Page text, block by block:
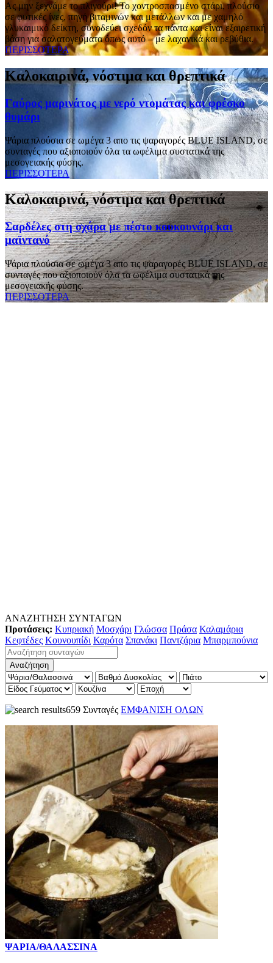
Ας μην ξεχνάμε το πλιγούρι! To χοντροσπασμένο στάρι, πλούσιο
σε φυτικές ίνες, πηγή βιταμινών και μετάλλων και με χαμηλό
γλυκαιμικό δείκτη, συνοδεύει σχεδόν τα πάντα και είναι εξαιρετική
βάση για σαλατογεύματα όπως αυτό – με λαχανικά και ρεβύθια.
ΠΕΡΙΣΣΟΤΕΡΑ
Καλοκαιρινά, νόστιμα και θρεπτικά
Γαύρος μαρινάτος με νερό ντομάτας και φρέσκο
θυμάρι
Ψάρια πλούσια σε ωμέγα 3 απο τις ψαραγορές BLUE ISLAND, σε
συνταγές που αξιοποιούν όλα τα ωφέλιμα συστατικά της
μεσογειακής φύσης.
ΠΕΡΙΣΣΟΤΕΡΑ
Καλοκαιρινά, νόστιμα και θρεπτικά
Σαρδέλες στη σχάρα με πέστο κουκουνάρι και
μαϊντανό
Ψάρια πλούσια σε ωμέγα 3 απο τις ψαραγορές BLUE ISLAND, σε
συνταγές που αξιοποιούν όλα τα ωφέλιμα συστατικά της
μεσογειακής φύσης.
ΠΕΡΙΣΣΟΤΕΡΑ
ΑΝΑΖΗΤΗΣΗ ΣΥΝΤΑΓΩΝ
Προτάσεις: Κυπριακή Μοσχάρι Γλώσσα Πράσα Καλαμάρια
Κεφτέδες Κουνουπίδι Καρότα Σπανάκι Παντζάρια Μπαρμπούνια
659 Συνταγές ΕΜΦΑΝΙΣΗ ΟΛΩΝ
ΨΑΡΙΑ/ΘΑΛΑΣΣΙΝΑ